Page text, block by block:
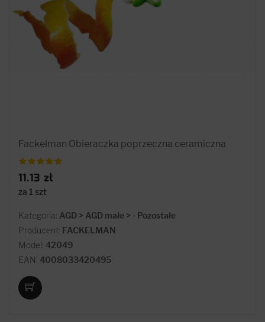
Fackelman Obieraczka poprzeczna ceramiczna
11.13 zł
za 1 szt
Kategoria: AGD > AGD małe > - Pozostałe
Producent: FACKELMAN
Model: 42049
EAN: 4008033420495